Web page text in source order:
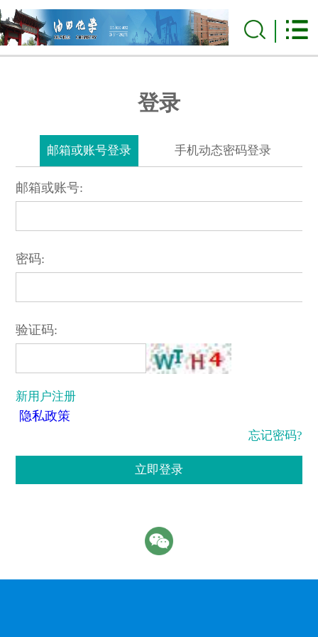
登录
邮箱或账号登录 手机动态密码登录
邮箱或账号:
密码:
验证码:
新用户注册
隐私政策
忘记密码?
立即登录